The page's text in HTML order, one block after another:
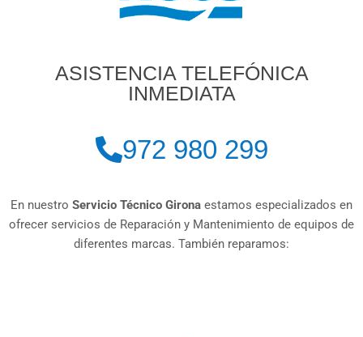
ASISTENCIA TELEFÓNICA
INMEDIATA
972 980 299
En nuestro Servicio Técnico Girona estamos especializados en
ofrecer servicios de Reparación y Mantenimiento de equipos de
diferentes marcas. También reparamos: